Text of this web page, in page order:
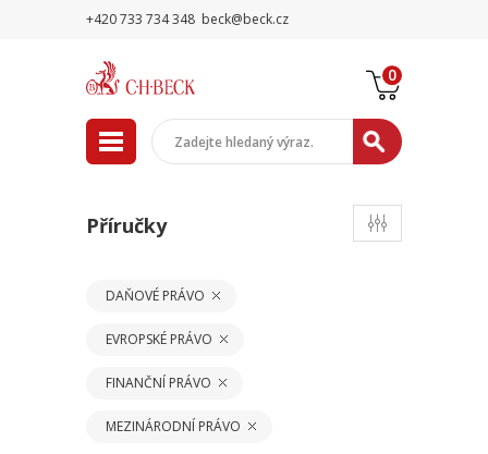
+420 733 734 348 beck@beck.cz
0
Příručky
DAŇOVÉ PRÁVO
EVROPSKÉ PRÁVO
FINANČNÍ PRÁVO
MEZINÁRODNÍ PRÁVO